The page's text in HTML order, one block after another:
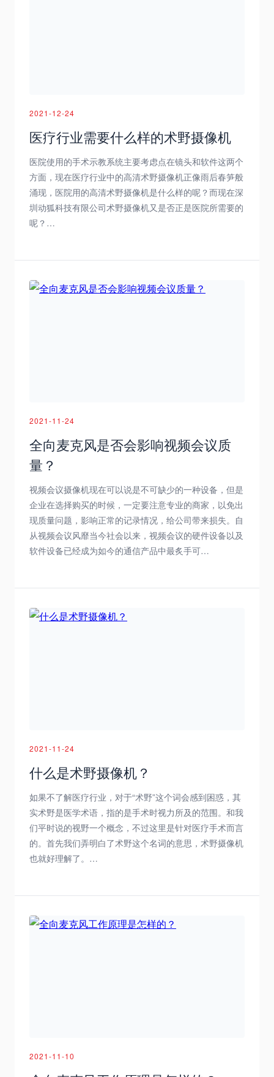
2021-12-24
​医疗行业需要什么样的术野摄像机
医院使用的手术示教系统主要考虑点在镜头和软件这两个
方面，现在医疗行业中的高清术野摄像机正像雨后春笋般
涌现，医院用的高清术野摄像机是什么样的呢？而现在深
圳动狐科技有限公司术野摄像机又是否正是医院所需要的
呢？…
2021-11-24
全向麦克风是否会影响视频会议质
量？
视频会议摄像机现在可以说是不可缺少的一种设备，但是
企业在选择购买的时候，一定要注意专业的商家，以免出
现质量问题，影响正常的记录情况，给公司带来损失。自
从视频会议风靡当今社会以来，视频会议的硬件设备以及
软件设备已经成为如今的通信产品中最炙手可…
2021-11-24
​什么是术野摄像机？
如果不了解医疗行业，对于“术野”这个词会感到困惑，其
实术野是医学术语，指的是手术时视力所及的范围。和我
们平时说的视野一个概念，不过这里是针对医疗手术而言
的。首先我们弄明白了术野这个名词的意思，术野摄像机
也就好理解了。…
2021-11-10